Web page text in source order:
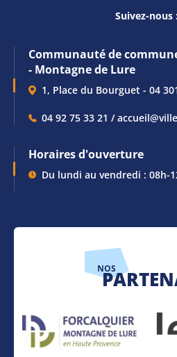
Suivez-nous
Communauté de
- Montagne de Lure
1, Place du Bourguet - 04
04 92 75 33 21 /
Horaires d'ouverture
Du lundi au vendredi : 08h-
NOS